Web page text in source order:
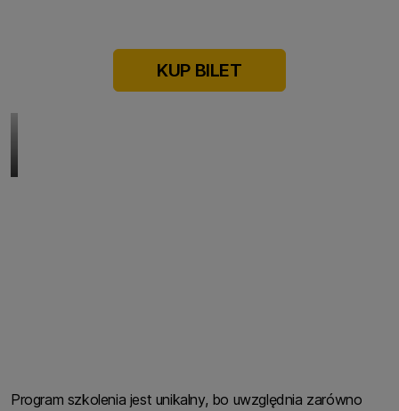
KUP BILET
Program szkolenia jest unikalny, bo uwzględnia zarówno